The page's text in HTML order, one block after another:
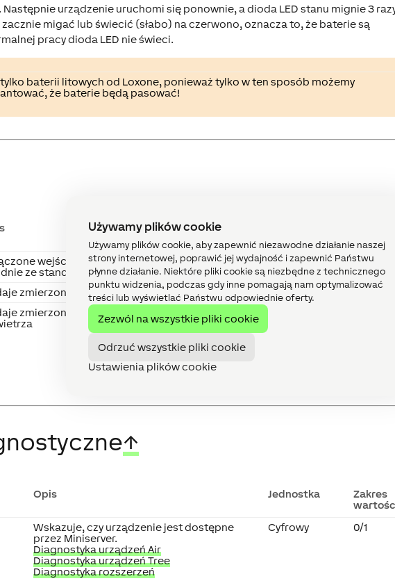
Używamy plików cookie
Używamy plików cookie, aby zapewnić niezawodne działanie naszej
strony internetowej, poprawić jej wydajność i zapewnić Państwu
płynne działanie. Niektóre pliki cookie są niezbędne z technicznego
punktu widzenia, podczas gdy inne pomagają nam optymalizować
treści lub wyświetlać Państwu odpowiednie oferty.
Zezwól na wszystkie pliki cookie
Odrzuć wszystkie pliki cookie
Ustawienia plików cookie
Następnie urządzenie uruchomi się ponownie, a dioda LED stanu mignie 3
zacznie migać lub świecić (słabo) na czerwono, oznacza to, że baterie są
pracy dioda LED nie świeci.
tylko baterii litowych od Loxone, ponieważ tylko w ten sposób możemy
że baterie będą pasować!
wejście dla 5-ciu punktów dotykowych
ze standardem przycisków Loxone.
- ∞
zmierzoną wartość aktualnej temperatury °
zmierzoną wartość aktualnej wilgotności
↑
Opis Jednostka
Zakres
Wskazuje, czy urządzenie jest dostępne
przez Miniserver.
Diagnostyka urządzeń Air
Diagnostyka urządzeń Tree
Diagnostyka rozszerzeń
Cyfrowy 0/1